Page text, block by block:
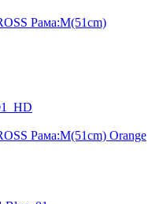
Рама:M(51cm)
Рама:M(51cm) Orange